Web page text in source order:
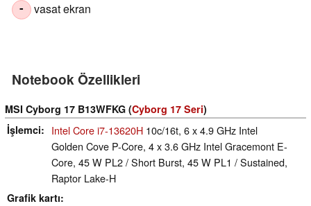
- vasat ekran
Notebook Özellikleri
MSI Cyborg 17 B13WFKG (Cyborg 17 Seri)
İşlemci
Intel Core i7-13620H 10c/16t, 6 x 4.9 GHz Intel
Golden Cove P-Core, 4 x 3.6 GHz Intel Gracemont E-
Core, 45 W PL2 / Short Burst, 45 W PL1 / Sustained,
Raptor Lake-H
Grafik kartı